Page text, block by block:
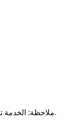
📌 ملاحظة: الخدمة تدعم اللايكات الظاهرة فقط، ولا تضمن دخول الترند أو زيادة التفاعل الحقيقي.